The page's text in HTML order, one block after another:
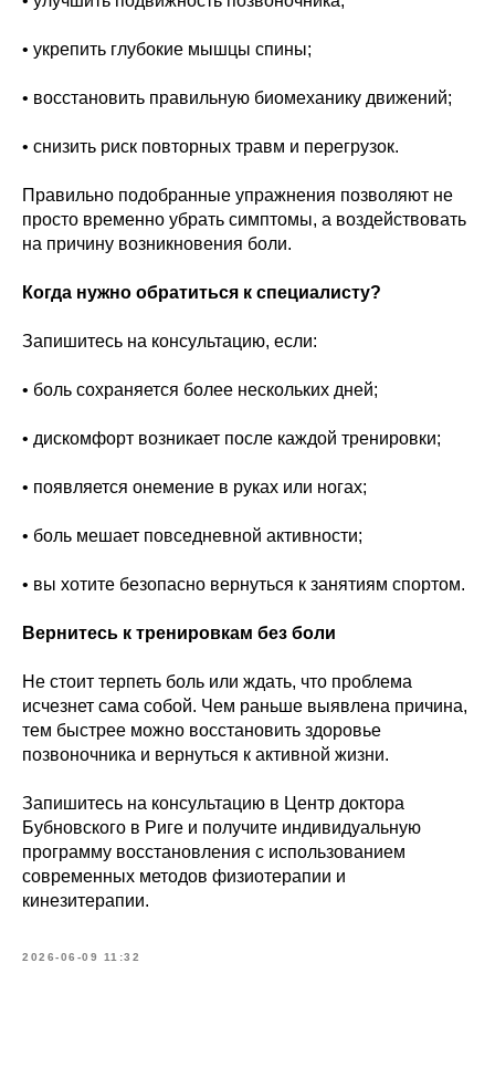
• укрепить глубокие мышцы спины;
• восстановить правильную биомеханику движений;
• снизить риск повторных травм и перегрузок.
Правильно подобранные упражнения позволяют не
просто временно убрать симптомы, а воздействовать
на причину возникновения боли.
Когда нужно обратиться к специалисту?
Запишитесь на консультацию, если:
• боль сохраняется более нескольких дней;
• дискомфорт возникает после каждой тренировки;
• появляется онемение в руках или ногах;
• боль мешает повседневной активности;
• вы хотите безопасно вернуться к занятиям спортом.
Вернитесь к тренировкам без боли
Не стоит терпеть боль или ждать, что проблема
исчезнет сама собой. Чем раньше выявлена причина,
тем быстрее можно восстановить здоровье
позвоночника и вернуться к активной жизни.
Запишитесь на консультацию в Центр доктора
Бубновского в Риге и получите индивидуальную
программу восстановления с использованием
современных методов физиотерапии и
кинезитерапии.
2026-06-09 11:32